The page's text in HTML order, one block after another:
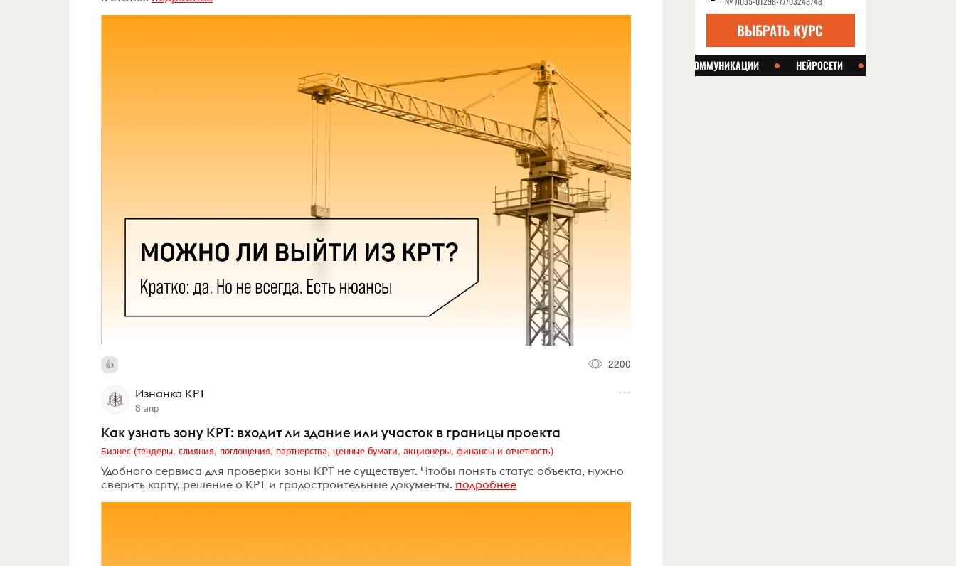
2200
Изнанка КРТ
8 апр
Как узнать зону КРТ: входит ли здание или участок в границы проекта
Бизнес (тендеры, слияния, поглощения, партнерства, ценные бумаги, акционеры, финансы и отчетность)
Удобного сервиса для проверки зоны КРТ не существует. Чтобы понять статус объекта, нужно
сверить карту, решение о КРТ и градостроительные документы. подробнее